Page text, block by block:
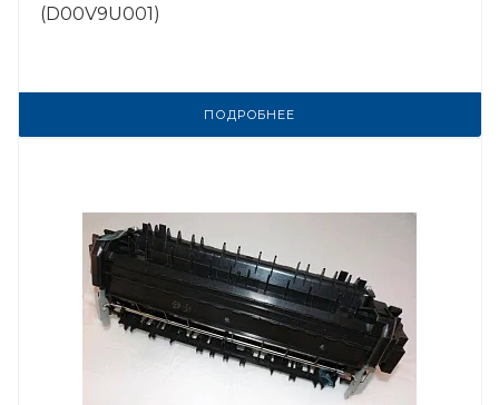
(D00V9U001)
ПОДРОБНЕЕ